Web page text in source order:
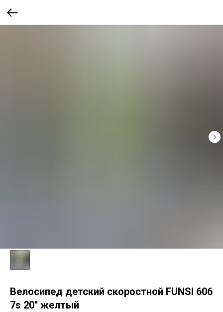
Велосипед детский скоростной FUNSI 606
7s 20'' желтый